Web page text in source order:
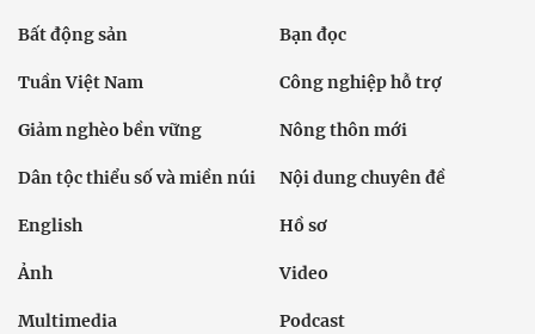
Bất động sản Bạn đọc
Tuần Việt Nam Công nghiệp hỗ trợ
Giảm nghèo bền vững Nông thôn mới
Dân tộc thiểu số và miền núi Nội dung chuyên đề
English Hồ sơ
Ảnh Video
Multimedia Podcast